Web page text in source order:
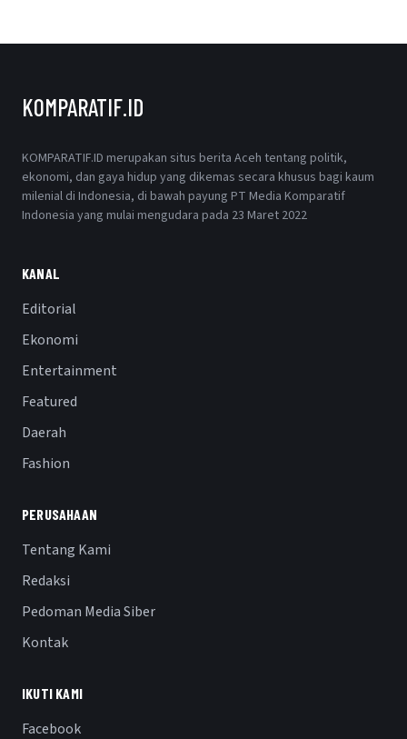
KOMPARATIF.ID
KOMPARATIF.ID merupakan situs berita Aceh tentang politik,
ekonomi, dan gaya hidup yang dikemas secara khusus bagi kaum
milenial di Indonesia, di bawah payung PT Media Komparatif
Indonesia yang mulai mengudara pada 23 Maret 2022
KANAL
Editorial
Ekonomi
Entertainment
Featured
Daerah
Fashion
PERUSAHAAN
Tentang Kami
Redaksi
Pedoman Media Siber
Kontak
IKUTI KAMI
Facebook